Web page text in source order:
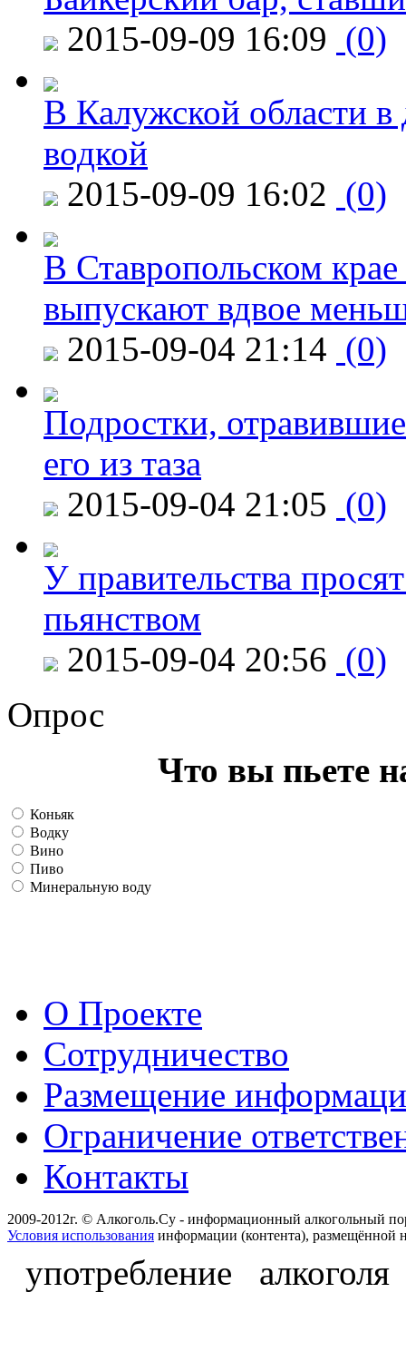
2015-09-09 16:09 (0)
В Калужской области в
водкой
2015-09-09 16:02 (0)
В Ставропольском
выпускают вдвое
2015-09-04 21:14 (0)
Подростки,
его из таза
2015-09-04 21:05 (0)
У правительства
пьянством
2015-09-04 20:56 (0)
Опрос
Что вы пьете
Коньяк
Водку
Вино
Пиво
Минеральную воду
О Проекте
Сотрудничество
Размещение
Ограничение
Контакты
2009-2012г. © Алкоголь.Су - информационный алкогольный
Условия использования информации (контента), размещённой
употребление